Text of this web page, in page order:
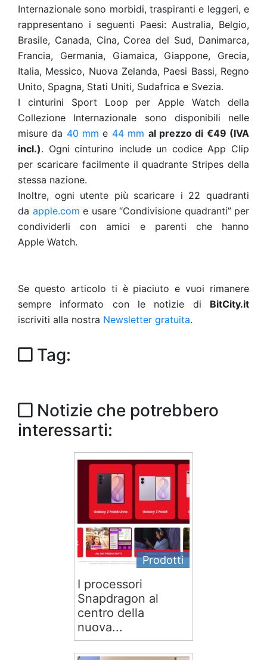
Internazionale sono morbidi, traspiranti e leggeri, e
rappresentano i seguenti Paesi: Australia, Belgio,
Brasile, Canada, Cina, Corea del Sud, Danimarca,
Francia, Germania, Giamaica, Giappone, Grecia,
Italia, Messico, Nuova Zelanda, Paesi Bassi, Regno
Unito, Spagna, Stati Uniti, Sudafrica e Svezia.
I cinturini Sport Loop per Apple Watch della
Collezione Internazionale sono disponibili nelle
misure da 40 mm e 44 mm al prezzo di €49 (IVA
incl.). Ogni cinturino include un codice App Clip
per scaricare facilmente il quadrante Stripes della
stessa nazione.
Inoltre, ogni utente più scaricare i 22 quadranti
da apple.com e usare “Condivisione quadranti” per
condividerli con amici e parenti che hanno
Apple Watch.
Se questo articolo ti è piaciuto e vuoi rimanere
sempre informato con le notizie di BitCity.it
iscriviti alla nostra Newsletter gratuita.
Tag:
Notizie che potrebbero
interessarti:
Prodotti
I processori
Snapdragon al
centro della
nuova...